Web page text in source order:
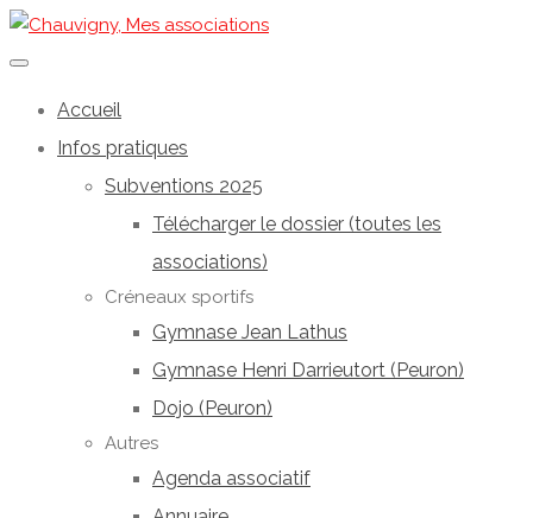
Accueil
Infos pratiques
Subventions 2025
Télécharger le dossier (toutes les
associations)
Créneaux sportifs
Gymnase Jean Lathus
Gymnase Henri Darrieutort (Peuron)
Dojo (Peuron)
Autres
Agenda associatif